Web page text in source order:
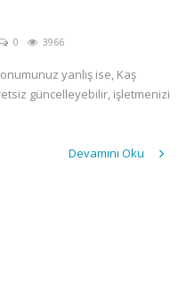
0 3966
yanlış ise, Kaş
güncelleyebilir, işletmenizi
Devamını Oku